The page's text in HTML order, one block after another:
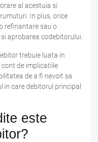
al acestuia si
In plus, orice
refinantare sau o
aprobarea codebitorului.
trebuie luata in
de implicatiile
de a fi nevoit sa
in care debitorul principal
este